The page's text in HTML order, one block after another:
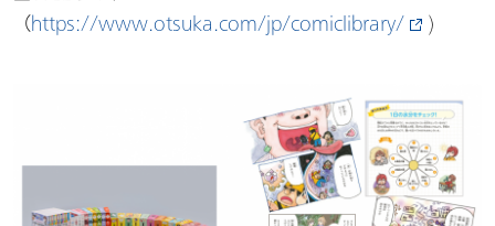
（https://www.otsuka.com/jp/comiclibrary/ )